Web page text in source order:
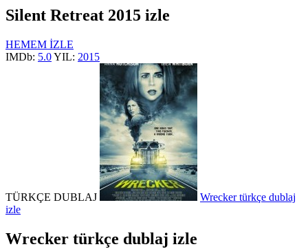
Silent Retreat 2015 izle
HEMEM İZLE
IMDb: 5.0YIL: 2015
TÜRKÇE DUBLAJ
Wrecker türkçe dublaj
izle
Wrecker türkçe dublaj izle